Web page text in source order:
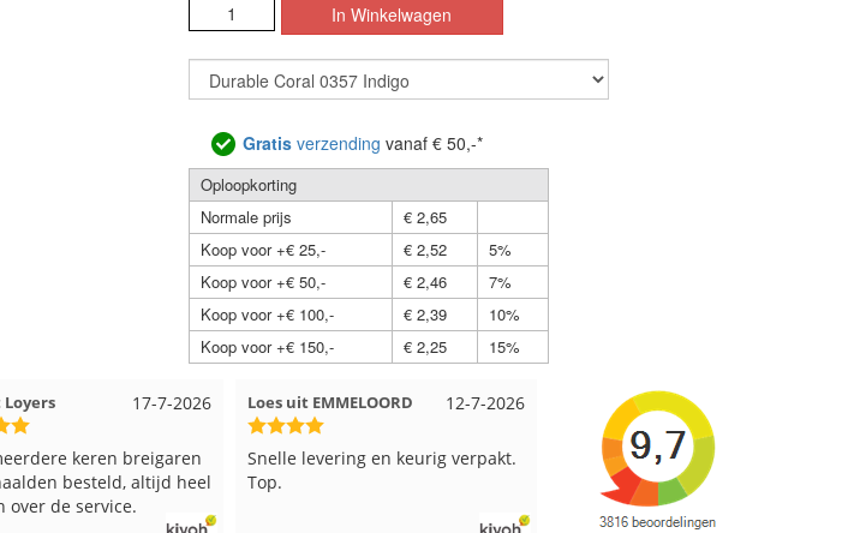
Gratisverzending vanaf € 50,-*
Oploopkorting
Normale prijs
€ 2,65
Koop voor +€ 25,-
€ 2,52
5%
Koop voor +€ 50,-
€ 2,46
7%
Koop voor +€ 100,-
€ 2,39
10%
Koop voor +€ 150,-
€ 2,25 15%
17-7-2026
keren breigaren
besteld, altijd heel
over de service.
12-7-2026
Loes uit EMMELOORD
Snelle levering en keurig verpakt.
Top.
Nell uit Beuningen
Goed verpakt en snelgeleverd